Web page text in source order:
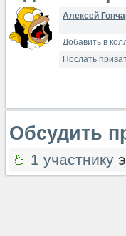
Алексей
Добавить в
Послать
Обсудить
1 участнику